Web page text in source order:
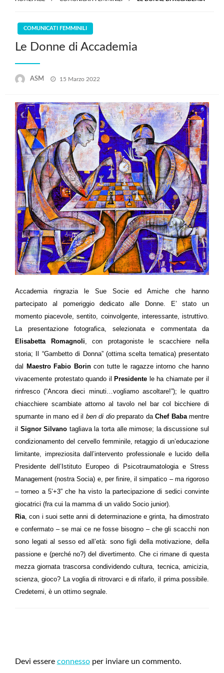
COMUNICATI FEMMINILI
Le Donne di Accademia
ASM
Posted
15 Marzo 2022
Accademia ringrazia le Sue Socie ed Amiche che hanno
partecipato al pomeriggio dedicato alle Donne. E’ stato un
momento piacevole, sentito, coinvolgente, interessante, istruttivo.
La presentazione fotografica, selezionata e commentata da
Elisabetta Romagnoli , con protagoniste le scacchiere nella
storia; Il “Gambetto di Donna” (ottima scelta tematica) presentato
dal
Maestro Fabio Borincon tutte le ragazze intorno che hanno
vivacemente protestato quando il
Presidente le ha chiamate per il
rinfresco (“Ancora dieci minuti…vogliamo ascoltare!”); le quattro
chiacchiere scambiate attorno al tavolo nel bar col bicchiere di
spumante in mano ed il ben di diopreparato da Chef Babamentre
il Signor Silvano tagliava la torta alle mimose; la discussione sul
condizionamento del cervello femminile, retaggio di un’educazione
limitante, impreziosita dall’intervento professionale e lucido della
Presidente dell’ Istituto Europeo di Psicotraumatologia e Stress
Management (nostra Socia) e, per finire, il simpatico – ma rigoroso
– torneo a 5’+3” che ha visto la partecipazione di sedici convinte
giocatrici (fra cui la mamma di un valido Socio junior).
Ria , con i suoi sette anni di determinazione e grinta, ha dimostrato
e confermato – se mai ce ne fosse bisogno – che gli scacchi non
sono legati al sesso ed all’età: sono figli della motivazione, della
passione e (perché no?) del divertimento. Che ci rimane di questa
mezza giornata trascorsa condividendo cultura, tecnica, amicizia,
scienza, gioco? La voglia di ritrovarci e di rifarlo, il prima possibile.
Credetemi, è un ottimo segnale.
Devi essere connesso per inviare un commento.